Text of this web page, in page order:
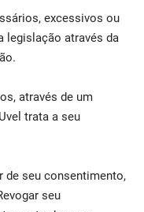
excessivos ou
legislação através da
através de um
trata a seu
de seu consentimento,
seu